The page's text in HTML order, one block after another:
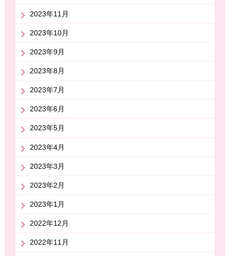
2023年11月
2023年10月
2023年9月
2023年8月
2023年7月
2023年6月
2023年5月
2023年4月
2023年3月
2023年2月
2023年1月
2022年12月
2022年11月